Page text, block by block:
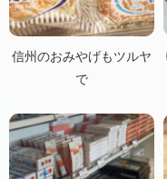
信州のおみやげもツルヤ
で